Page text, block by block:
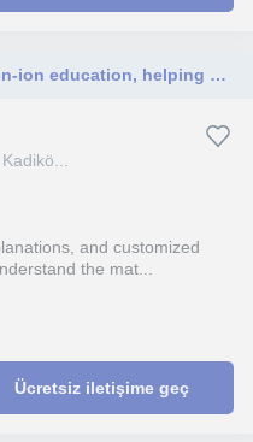
An experienced teacher in one-on-ion education, helping students develop their skills and overcome learning difficulties easily.
and customized
the mat...
Ücretsiz iletişime geç